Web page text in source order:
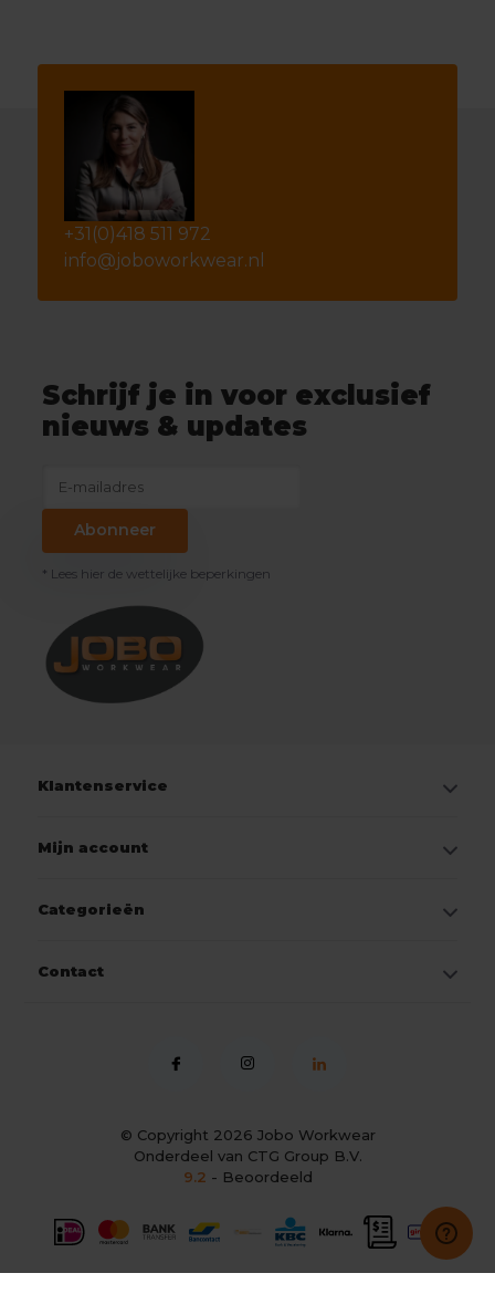
+31(0)418 511 972
info@joboworkwear.nl
Schrijf je in voor exclusief
nieuws & updates
Abonneer
* Lees hier de wettelijke beperkingen
Klantenservice
Mijn account
Categorieën
Contact
© Copyright 2026 Jobo Workwear
Onderdeel van CTG Group B.V.
9.2 - Beoordeeld